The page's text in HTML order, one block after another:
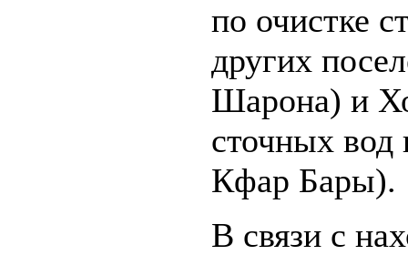
по очистке
других
Шарона) и
сточных
Кфар Бары).
В связи с